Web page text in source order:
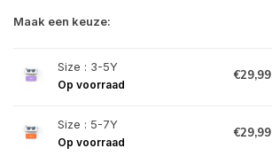
Maak een keuze:
Size : 3-5Y
Op voorraad
€29,99
Size : 5-7Y
Op voorraad
€29,99